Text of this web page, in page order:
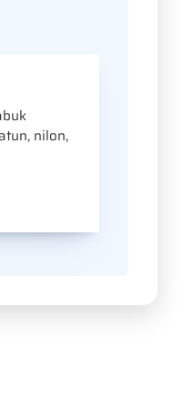
nilon,